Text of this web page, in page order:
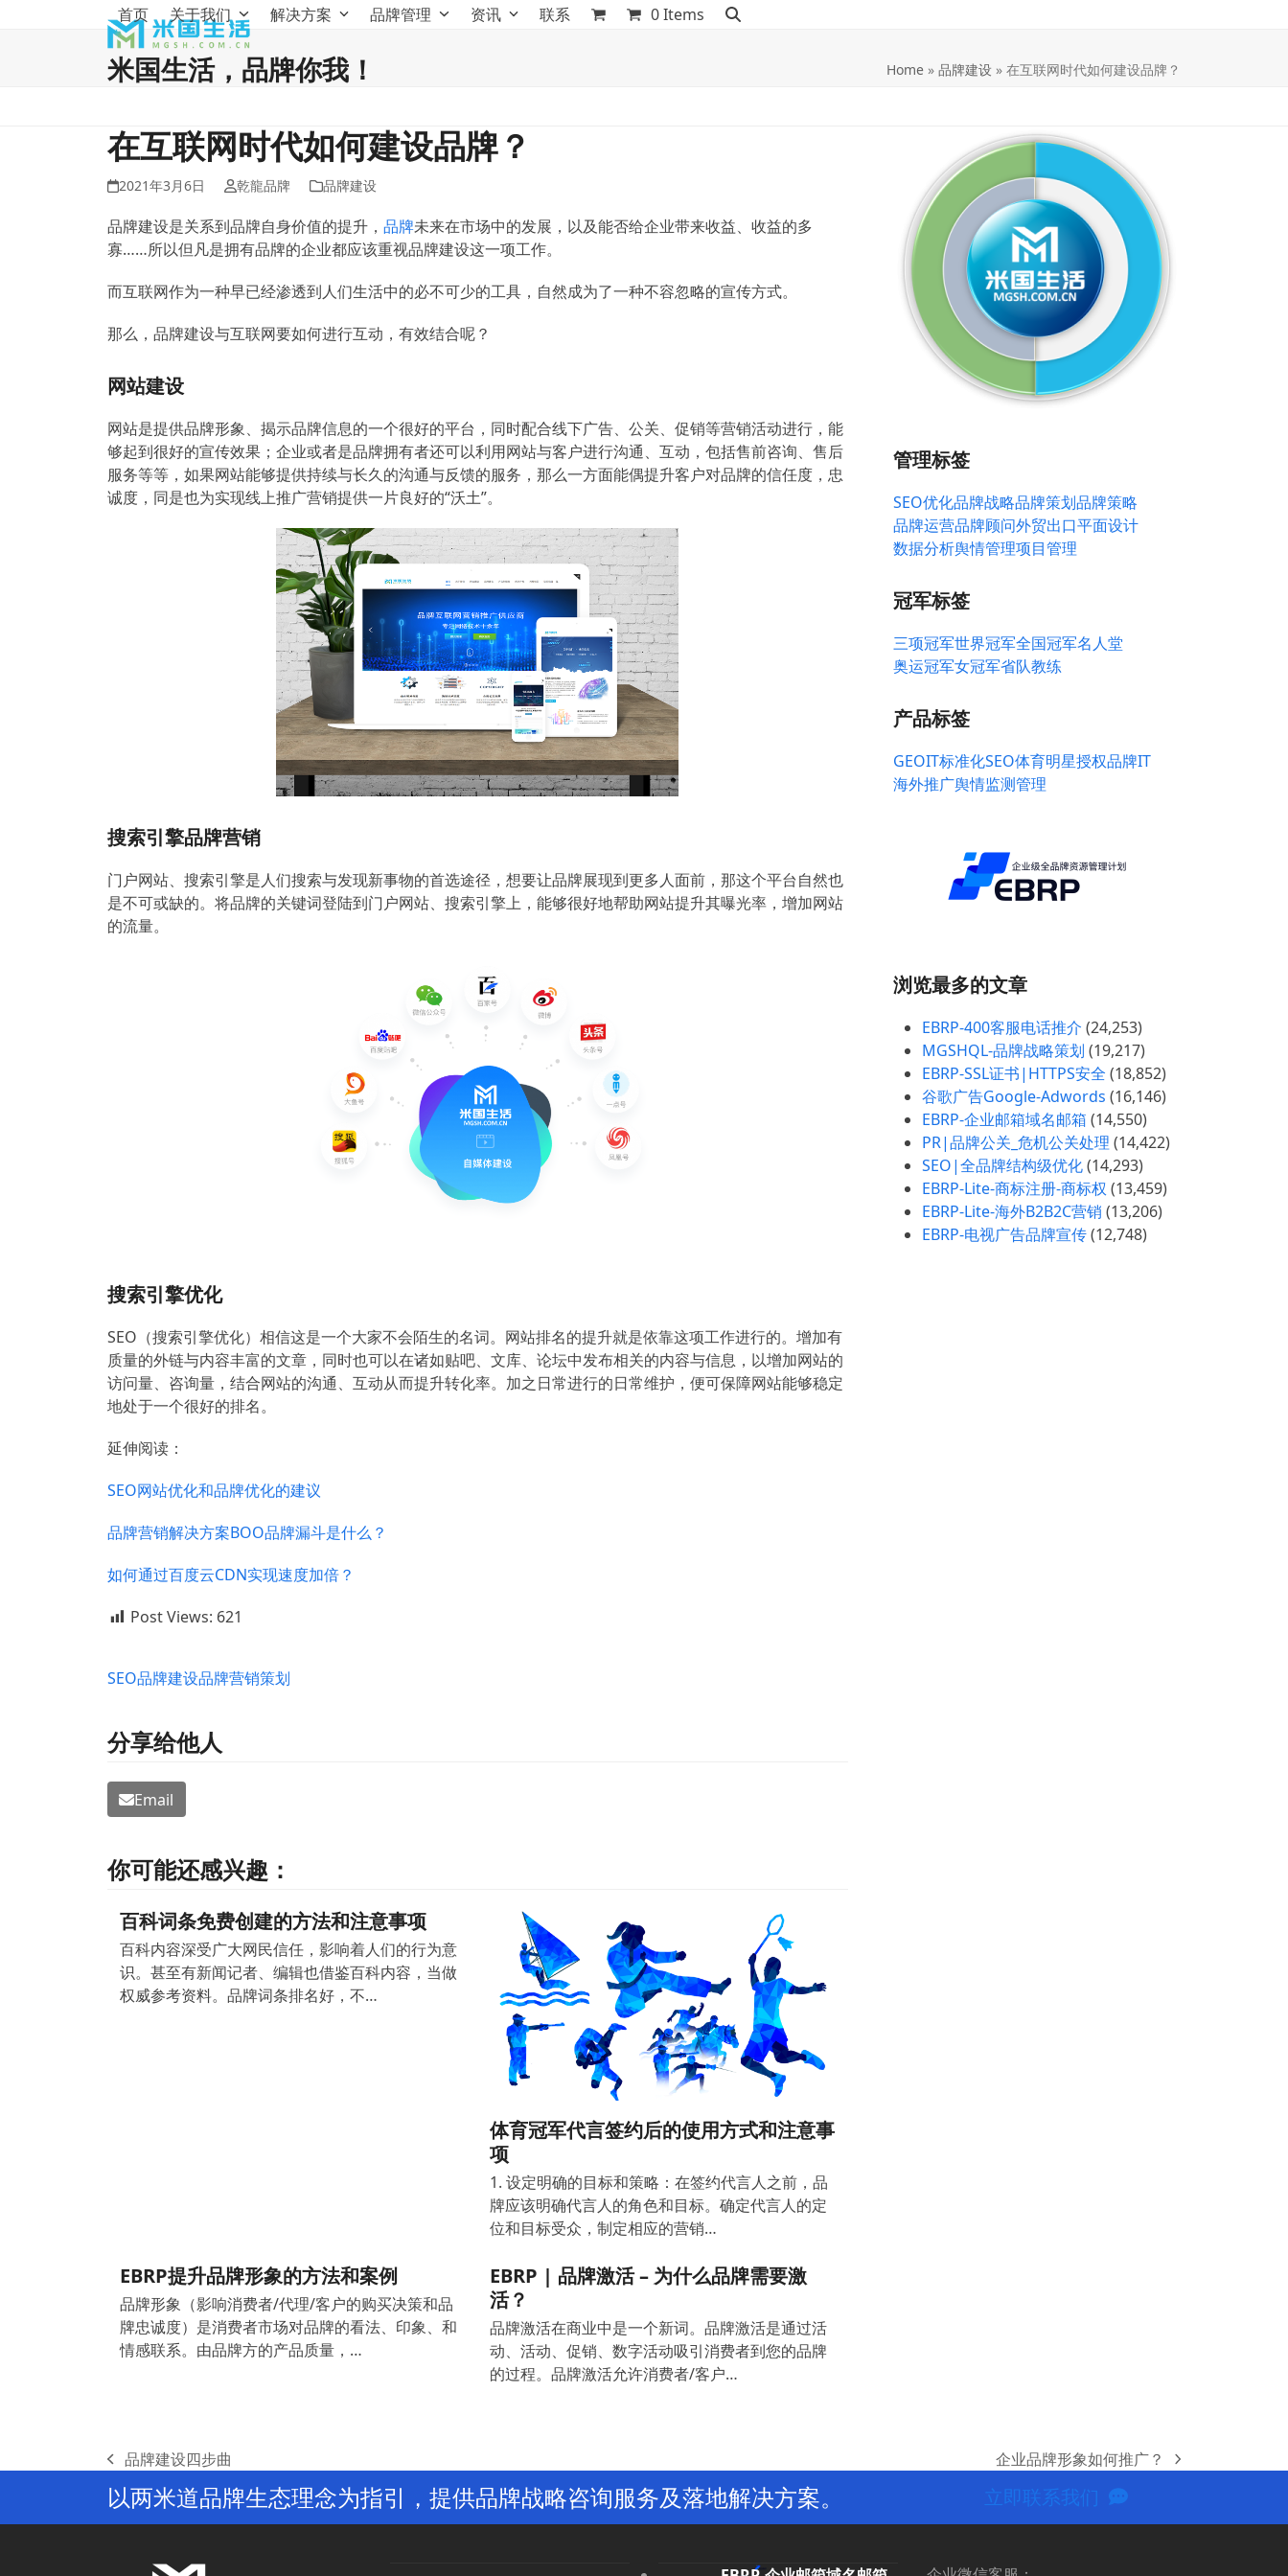
首页 关于我们 解决方案 品牌管理 资讯 联系 0 Items
米国生活，品牌你我！ Home » 品牌建设 » 在互联网时代如何建设品牌？
在互联网时代如何建设品牌？
2021年3月6日 乾龍品牌 品牌建设
品牌建设是关系到品牌自身价值的提升， 品牌未来在市场中的发展，以及能否给企业带来收益、收益的多
寡……所以但凡是拥有品牌的企业都应该重视品牌建设这一项工作。
而互联网作为一种早已经渗透到人们生活中的必不可少的工具，自然成为了一种不容忽略的宣传方式。
那么，品牌建设与互联网要如何进行互动，有效结合呢？
网站建设
网站是提供品牌形象、揭示品牌信息的一个很好的平台，同时配合线下广告、公关、促销等营销活动进行，能
够起到很好的宣传效果；企业或者是品牌拥有者还可以利用网站与客户进行沟通、互动，包括售前咨询、售后
服务等等，如果网站能够提供持续与长久的沟通与反馈的服务，那么一方面能偶提升客户对品牌的信任度，忠
诚度，同是也为实现线上推广营销提供一片良好的“沃土”。
搜索引擎品牌营销
门户网站、搜索引擎是人们搜索与发现新事物的首选途径，想要让品牌展现到更多人面前，那这个平台自然也
是不可或缺的。将品牌的关键词登陆到门户网站、搜索引擎上，能够很好地帮助网站提升其曝光率，增加网站
的流量。
搜索引擎优化
SEO（搜索引擎优化）相信这是一个大家不会陌生的名词。网站排名的提升就是依靠这项工作进行的。增加有
质量的外链与内容丰富的文章，同时也可以在诸如贴吧、文库、论坛中发布相关的内容与信息，以增加网站的
访问量、咨询量，结合网站的沟通、互动从而提升转化率。加之日常进行的日常维护，便可保障网站能够稳定
地处于一个很好的排名。
延伸阅读：
SEO网站优化和品牌优化的建议
品牌营销解决方案BOO品牌漏斗是什么？
如何通过百度云CDN实现速度加倍？
Post Views: 621
SEO品牌建设品牌营销策划
分享给他人
Email
你可能还感兴趣：
百科词条免费创建的方法和注意事项
百科内容深受广大网民信任，影响着人们的行为意
识。甚至有新闻记者、编辑也借鉴百科内容，当做
权威参考资料。品牌词条排名好，不…
体育冠军代言签约后的使用方式和注意事
项
1. 设定明确的目标和策略：在签约代言人之前，品
牌应该明确代言人的角色和目标。确定代言人的定
位和目标受众，制定相应的营销…
EBRP提升品牌形象的方法和案例
品牌形象（影响消费者/代理/客户的购买决策和品
牌忠诚度）是消费者市场对品牌的看法、印象、和
情感联系。由品牌方的产品质量，…
EBRP | 品牌激活 – 为什么品牌需要激
活？
品牌激活在商业中是一个新词。品牌激活是通过活
动、活动、促销、数字活动吸引消费者到您的品牌
的过程。品牌激活允许消费者/客户…
管理标签
SEO优化品牌战略品牌策划品牌策略
品牌运营品牌顾问外贸出口平面设计
数据分析舆情管理项目管理
冠军标签
三项冠军世界冠军全国冠军名人堂
奥运冠军女冠军省队教练
产品标签
GEOIT标准化SEO体育明星授权品牌IT
海外推广舆情监测管理
浏览最多的文章
EBRP-400客服电话推介 (24,253)
MGSHQL-品牌战略策划 (19,217)
EBRP-SSL证书|HTTPS安全 (18,852)
谷歌广告Google-Adwords (16,146)
EBRP-企业邮箱域名邮箱 (14,550)
PR|品牌公关_危机公关处理 (14,422)
SEO|全品牌结构级优化(14,293)
EBRP-Lite-商标注册-商标权 (13,459)
EBRP-Lite-海外B2B2C营销 (13,206)
EBRP-电视广告品牌宣传(12,748)
previous
post:
品牌建设四步曲
next
post:
企业品牌形象如何推广？
以两米道品牌生态理念为指引，提供品牌战略咨询服务及落地解决方案。 立即联系我们